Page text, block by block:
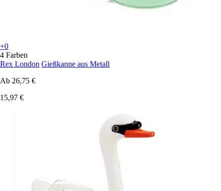
+0
4 Farben
Rex London Gießkanne aus Metall
Ab 26,75 €
15,97 €